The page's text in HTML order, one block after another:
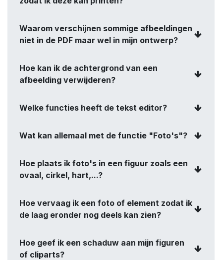
Waarom verschijnen sommige afbeeldingen
niet in de PDF maar wel in mijn ontwerp?
Hoe kan ik de achtergrond van een
afbeelding verwijderen?
Welke functies heeft de tekst editor?
Wat kan allemaal met de functie "Foto's"?
Hoe plaats ik foto's in een figuur zoals een
ovaal, cirkel, hart,...?
Hoe vervaag ik een foto of element zodat ik
de laag eronder nog deels kan zien?
Hoe geef ik een schaduw aan mijn figuren
of cliparts?